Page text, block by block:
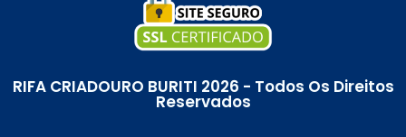
RIFA CRIADOURO BURITI 2026 - Todos Os Direitos
Reservados